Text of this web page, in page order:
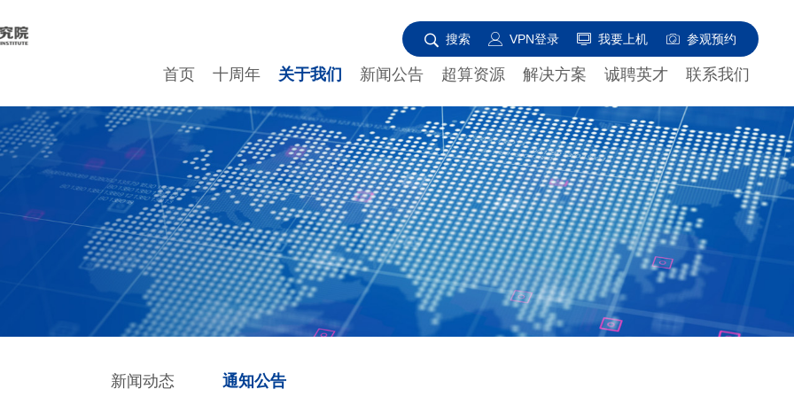
搜索 VPN登录 我要上机 参观预约
首页 十周年 关于我们 新闻公告 超算资源 解决方案 诚聘英才 联系我们
新闻动态 通知公告